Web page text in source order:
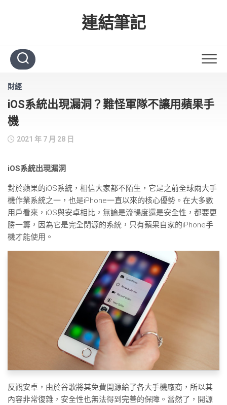
連結筆記
財經
iOS系統出現漏洞？難怪軍隊不讓用蘋果手
機
2021 年 7 月 28 日
iOS系統出現漏洞
對於蘋果的iOS系統，相信大家都不陌生，它是之前全球兩大手
機作業系統之一，也是iPhone一直以來的核心優勢。在大多數
用戶看來，iOS與安卓相比，無論是流暢度還是安全性，都要更
勝一籌，因為它是完全閉源的系統，只有蘋果自家的iPhone手
機才能使用。
反觀安卓，由於谷歌將其免費開源給了各大手機廠商，所以其
內容非常復雜，安全性也無法得到完善的保障。當然了，開源